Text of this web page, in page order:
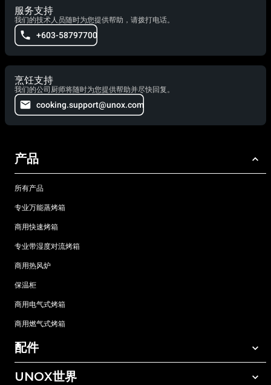
服务支持
我们的技术人员随时为您提供帮助，请拨打电话。
+603-58797700
烹饪支持
我们的公司厨师将随时为您提供帮助并尽快回复。
cooking.support@unox.com
产品
所有产品
专业万能蒸烤箱
商用快速烤箱
专业带湿度对流烤箱
商用热风炉
保温柜
商用电气式烤箱
商用燃气式烤箱
配件
所有配件
UNOX世界